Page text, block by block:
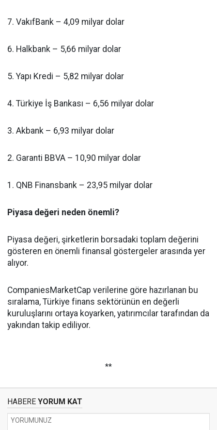
7. VakıfBank – 4,09 milyar dolar
6. Halkbank – 5,66 milyar dolar
5. Yapı Kredi – 5,82 milyar dolar
4. Türkiye İş Bankası – 6,56 milyar dolar
3. Akbank – 6,93 milyar dolar
2. Garanti BBVA – 10,90 milyar dolar
1. QNB Finansbank – 23,95 milyar dolar
Piyasa değeri neden önemli?
Piyasa değeri, şirketlerin borsadaki toplam değerini
gösteren en önemli finansal göstergeler arasında yer
alıyor.
CompaniesMarketCap verilerine göre hazırlanan bu
sıralama, Türkiye finans sektörünün en değerli
kuruluşlarını ortaya koyarken, yatırımcılar tarafından da
yakından takip ediliyor.
**
HABERE YORUM KAT